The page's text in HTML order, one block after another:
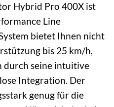
Hybrid Pro 400X ist
Line
bietet Ihnen nicht
bis 25 km/h,
durch seine intuitive
Integration. Der
genug für die